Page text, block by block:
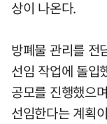
상이 나온다.
방폐물 관리를 전
선임 작업에 돌입
공모를 진행했으
선임한다는 계획